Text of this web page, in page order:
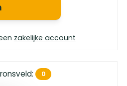
zakelijke account
: 0